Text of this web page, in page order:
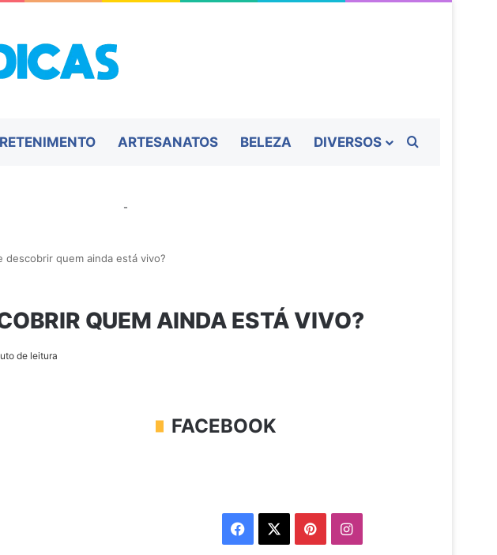
ARTESANATOS BELEZA DIVERSOS
-
descobrir quem ainda está vivo?
QUEM AINDA ESTÁ VIVO?
de leitura
FACEBOOK
Facebook PinterestInstagram